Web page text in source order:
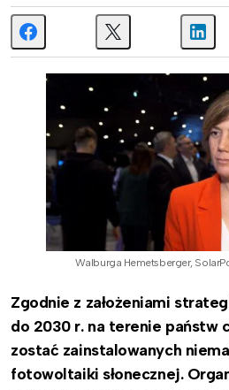
Walburga Hemetsberger,
Zgodnie z założeniami
do 2030 r. na terenie państw
zostać zainstalowanych
fotowoltaiki słonecznej.